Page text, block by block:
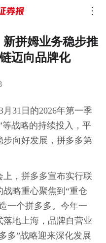
拼姆业务稳步推
迈向品牌化
31日的2026年第一季
等战略的持续投入，平
向好发展，拼多多第
，拼多多宣布实行联
略重心聚焦到“重仓
一个拼多多。今年一
地上海，品牌自营业
多”战略迎来深化发展